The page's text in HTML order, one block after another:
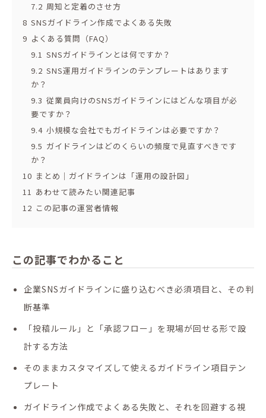
7.2 周知と定着のさせ方
8 SNSガイドライン作成でよくある失敗
9 よくある質問（FAQ）
9.1 SNSガイドラインとは何ですか？
9.2 SNS運用ガイドラインのテンプレートはあります
か？
9.3 従業員向けのSNSガイドラインにはどんな項目が必
要ですか？
9.4 小規模な会社でもガイドラインは必要ですか？
9.5 ガイドラインはどのくらいの頻度で見直すべきです
か？
10 まとめ｜ガイドラインは「運用の設計図」
11 あわせて読みたい関連記事
12 この記事の運営者情報
この記事でわかること
企業SNSガイドラインに盛り込むべき必須項目と、その判
断基準
「投稿ルール」と「承認フロー」を現場が回せる形で設
計する方法
そのままカスタマイズして使えるガイドライン項目テン
プレート
ガイドライン作成でよくある失敗と、それを回避する視